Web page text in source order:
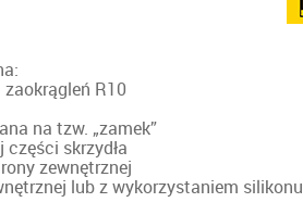
R10
na tzw. „zamek”
skrzydła
zewnętrznej
lub z wykorzystaniem silikonu